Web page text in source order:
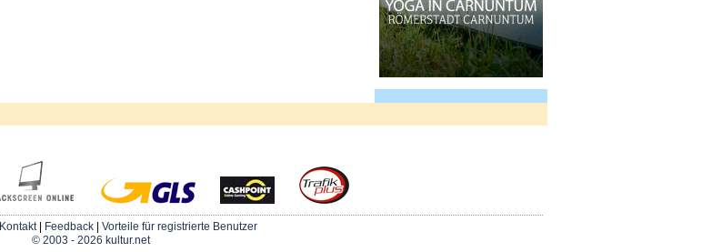
Kontakt| Feedback| Vorteile für registrierte Benutzer
© 2003 - 2026 kultur.net